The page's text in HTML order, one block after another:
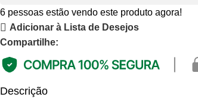
6 pessoas estão vendo este produto agora!
Adicionar à Lista de Desejos
Compartilhe:
Descrição